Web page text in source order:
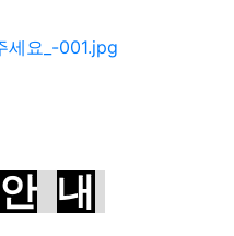
안 내